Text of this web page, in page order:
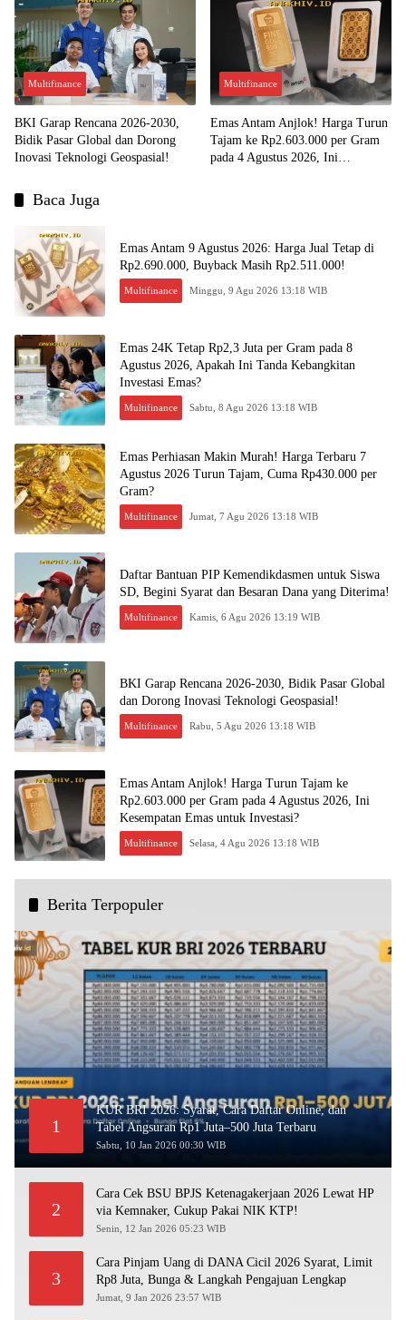
Multifinance
BKI Garap Rencana 2026-2030,
Bidik Pasar Global dan Dorong
Inovasi Teknologi Geospasial!
Multifinance
Emas Antam Anjlok! Harga Turun
Tajam ke Rp2.603.000 per Gram
pada 4 Agustus 2026, Ini
Baca Juga
Emas Antam 9 Agustus 2026: Harga Jual Tetap di
Rp2.690.000, Buyback Masih Rp2.511.000!
Multifinance Minggu, 9 Agu 2026 13:18 WIB
Emas 24K Tetap Rp2,3 Juta per Gram pada 8
Agustus 2026, Apakah Ini Tanda Kebangkitan
Investasi Emas?
Multifinance Sabtu, 8 Agu 2026 13:18 WIB
Emas Perhiasan Makin Murah! Harga Terbaru 7
Agustus 2026 Turun Tajam, Cuma Rp430.000 per
Gram?
Multifinance Jumat, 7 Agu 2026 13:18 WIB
Daftar Bantuan PIP Kemendikdasmen untuk Siswa
SD, Begini Syarat dan Besaran Dana yang Diterima!
Multifinance Kamis, 6 Agu 2026 13:19 WIB
BKI Garap Rencana 2026-2030, Bidik Pasar Global
dan Dorong Inovasi Teknologi Geospasial!
Multifinance Rabu, 5 Agu 2026 13:18 WIB
Emas Antam Anjlok! Harga Turun Tajam ke
Rp2.603.000 per Gram pada 4 Agustus 2026, Ini
Kesempatan Emas untuk Investasi?
Multifinance Selasa, 4 Agu 2026 13:18 WIB
Berita Terpopuler
1
KUR BRI 2026: Syarat, Cara Daftar Online, dan
Tabel Angsuran Rp1 Juta–500 Juta Terbaru
Sabtu, 10 Jan 2026 00:30 WIB
2
Cara Cek BSU BPJS Ketenagakerjaan 2026 Lewat HP
via Kemnaker, Cukup Pakai NIK KTP!
Senin, 12 Jan 2026 05:23 WIB
3
Cara Pinjam Uang di DANA Cicil 2026 Syarat, Limit
Rp8 Juta, Bunga & Langkah Pengajuan Lengkap
Jumat, 9 Jan 2026 23:57 WIB